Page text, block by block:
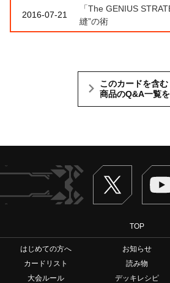
2016-07-21
「The GENIUS
縫”の術
このカードを含む
商品のQ&A一覧
Twitter
TOP
はじめての方へ お知らせ
カードリスト
読み物
大会ルール
デッキレシピ